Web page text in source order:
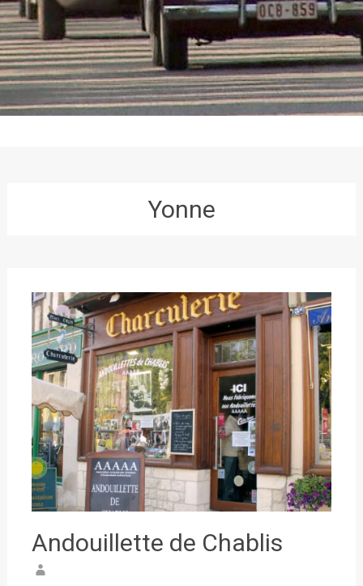
Yonne
Andouillette de Chablis